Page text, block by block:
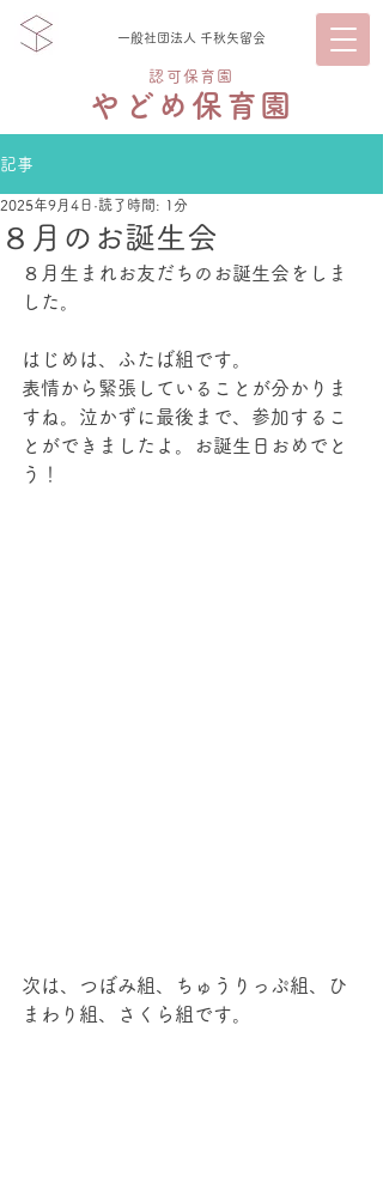
やどめ保育園
一般社団法人 千秋矢留会
認可保育園
記事
８月のお誕生会
2025年9月4日 読了時間: 1分
８月生まれお友だちのお誕生会をしま
した。
はじめは、ふたば組です。
表情から緊張していることが分かりま
すね。泣かずに最後まで、参加するこ
とができましたよ。お誕生日おめでと
う！
次は、つぼみ組、ちゅうりっぷ組、ひ
まわり組、さくら組です。